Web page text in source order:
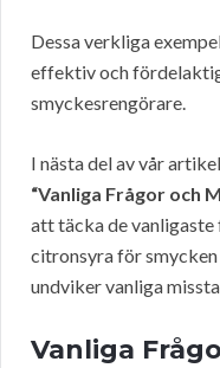
Dessa verkliga
effektiv och
smyckesrengörare.
I nästa del av vår
“Vanliga Frågor och
att täcka de vanligaste
citronsyra för
undviker vanliga
Vanliga